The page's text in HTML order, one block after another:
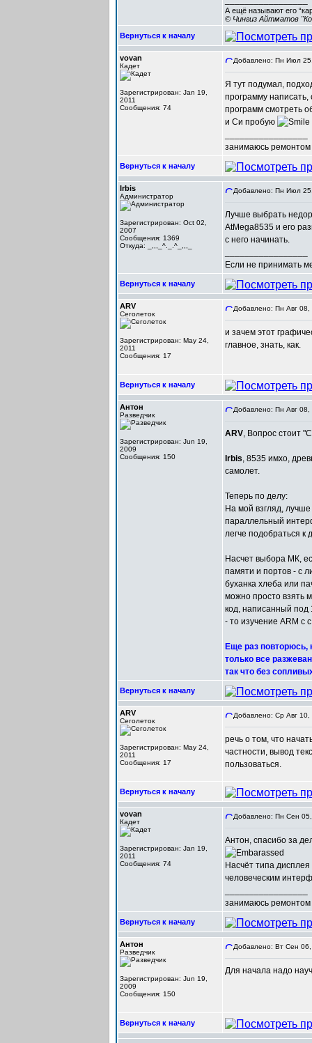
А ещё называют его
© Чингиз Айтматов
Вернуться к началу
vovan
Кадет
Зарегистрирован: Jan 19,
2011
Сообщения: 74
Добавлено: Пн Июл
Я тут подумал,
программу
программ смотреть
и Си пробую
занимаюсь ремонтом
Вернуться к началу
Irbis
Администратор
Зарегистрирован: Oct 02,
2007
Сообщения: 1369
Откуда: _,,,_^._.^_,,,_
Добавлено: Пн Июл
Лучше выбрать
AtMega8535 и его
с него начинать.
Если не принимать
Вернуться к началу
ARV
Сеголеток
Зарегистрирован: May 24,
2011
Сообщения: 17
Добавлено: Пн Авг
и зачем этот
главное, знать, как.
Вернуться к началу
Антон
Разведчик
Зарегистрирован: Jun 19,
2009
Сообщения: 150
Добавлено: Пн Авг
ARV, Вопрос стоит
Irbis, 8535 имхо,
самолет.
Теперь по делу:
На мой взгляд,
параллельный
легче подобраться
Насчет выбора МК,
памяти и портов - с
буханка хлеба или
можно просто взять
код, написанный под
- то изучение ARМ c
Еще раз повторюсь,
только все
так что без
Вернуться к началу
ARV
Сеголеток
Зарегистрирован: May 24,
2011
Сообщения: 17
Добавлено: Ср Авг
речь о том, что
частности, вывод
пользоваться.
Вернуться к началу
vovan
Кадет
Зарегистрирован: Jan 19,
2011
Сообщения: 74
Добавлено: Пн Сен
Антон, спасибо за
Насчёт типа
человеческим
занимаюсь ремонтом
Вернуться к началу
Антон
Разведчик
Зарегистрирован: Jun 19,
2009
Сообщения: 150
Добавлено: Вт Сен
Для начала надо
Вернуться к началу